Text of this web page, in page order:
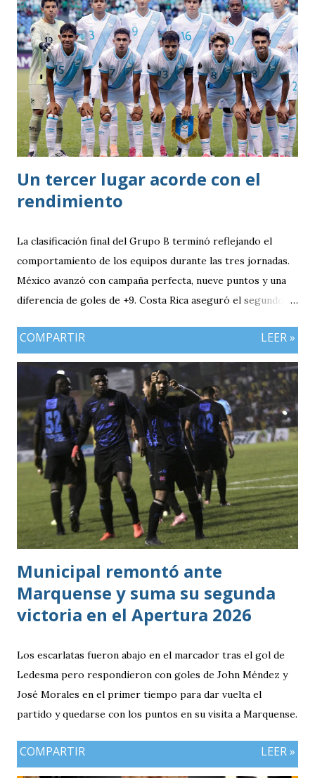
Un tercer lugar acorde con el
rendimiento
La clasificación final del Grupo B terminó reflejando el
comportamiento de los equipos durante las tres jornadas.
México avanzó con campaña perfecta, nueve puntos y una
diferencia de goles de +9. Costa Rica aseguró el segundo
tres puntos y diferencia de -1, mientras Antigua y Barbuda
cerró sin sumar. ¿Por qué Guatemala terminó tercera y
dependió de otros resultados? Porque el equipo solo
consiguió imponer condiciones frente al rival más débil del
grupo. En los dos partidos que definían la clasificación fue
superado en posesión, producción ofensiva y generación de
ocasiones de gol. La goleada frente a México terminó
siendo la consecuencia más visible de una diferencia que ya
se había manifestado ante Costa Rica y que obligó a la
Bicolor a llegar a la última jornada pendiente de otros
resultados, particularmente del de Honduras vs. Panamá.
COMPARTIR LEER »
Municipal remontó ante
Marquense y suma su segunda
victoria en el Apertura 2026
Los escarlatas fueron abajo en el marcador tras el gol de
Ledesma pero respondieron con goles de John Méndez y
José Morales en el primer tiempo para dar vuelta el
partido y quedarse con los puntos en su visita a Marquense.
COMPARTIR LEER »